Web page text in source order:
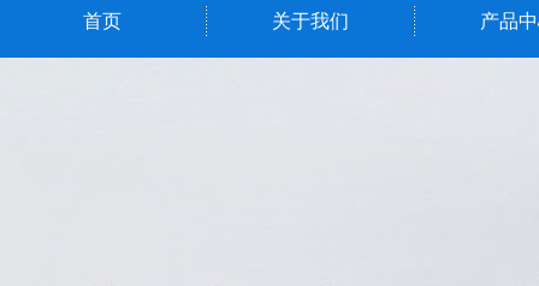
首页 关于我们 产品